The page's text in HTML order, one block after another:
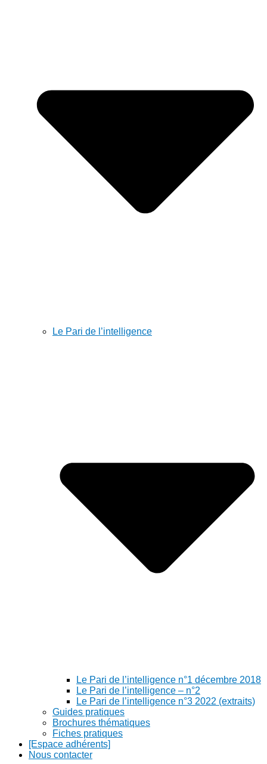
Le Pari de l’intelligence
Le Pari de l’intelligence n°1 décembre 2018
Le Pari de l’intelligence – n°2
Le Pari de l’intelligence n°3 2022 (extraits)
Guides pratiques
Brochures thématiques
Fiches pratiques
[Espace adhérents]
Nous contacter